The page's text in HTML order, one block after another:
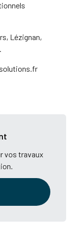
Lézignan,
vos travaux